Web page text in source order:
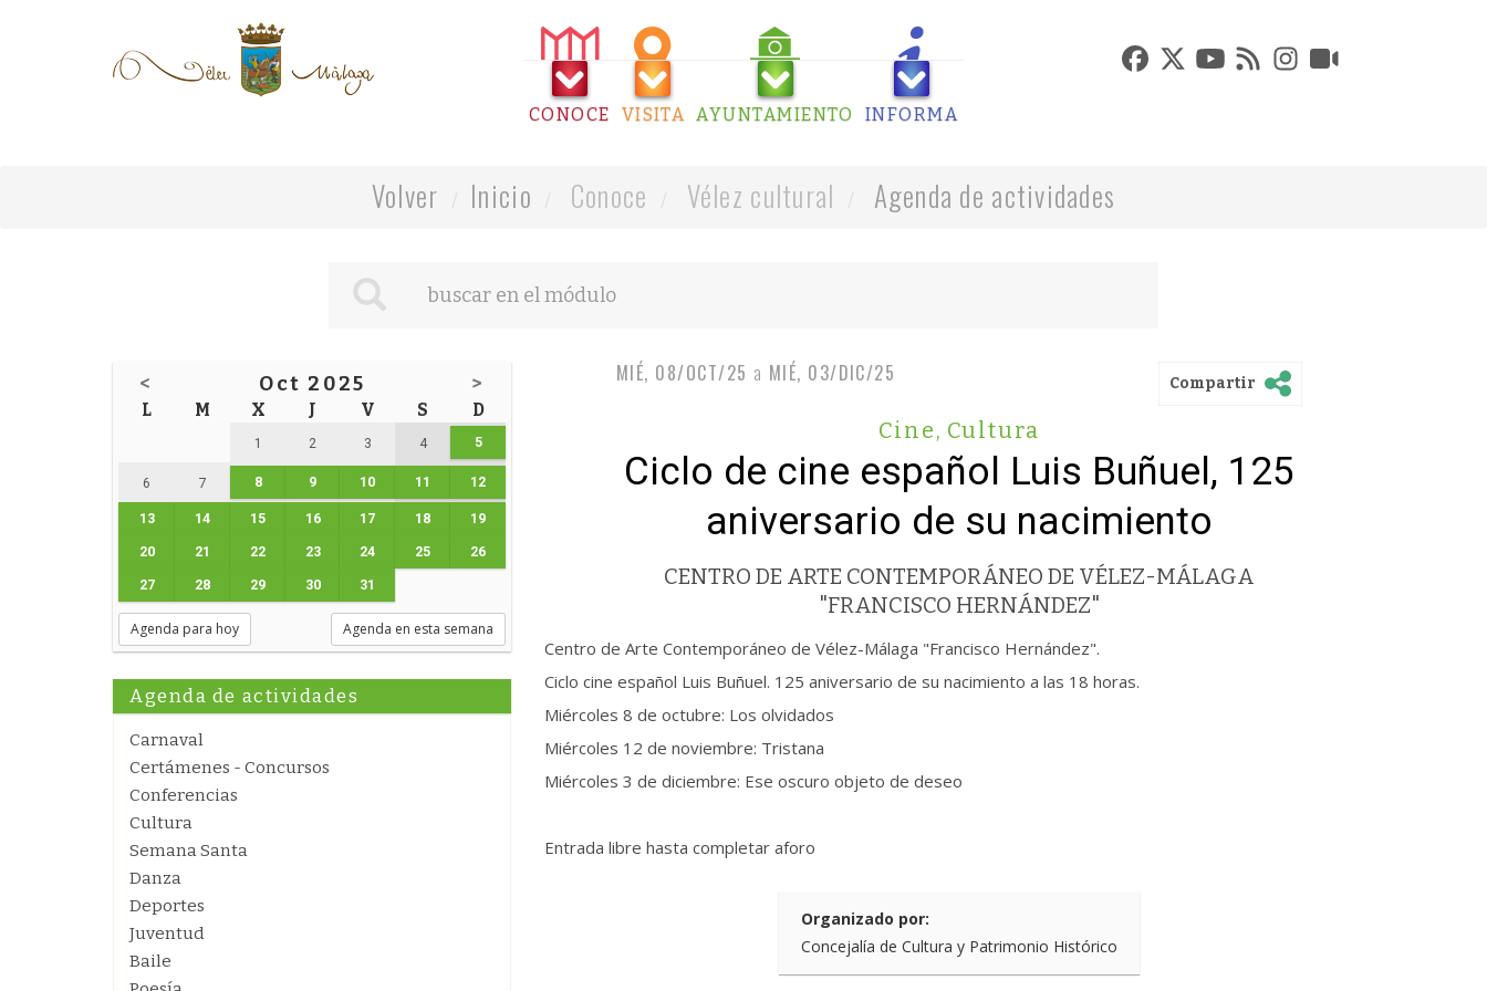
CONOCE VISITA AYUNTAMIENTO INFORMA
Volver Inicio Conoce Vélez cultural Agenda de actividades
< Oct 2025 >
L M X J V S D
1 2 3 4 5
6 7 8 9 10 11 12
13 14 15 16 17 18 19
20 21 22 23 24 25 26
27 28 29 30 31
Agenda para hoy Agenda en esta semana
Agenda de actividades
Carnaval
Certámenes - Concursos
Conferencias
Cultura
Semana Santa
Danza
Deportes
Juventud
Baile
MIÉ, 08/OCT/25 a MIÉ, 03/DIC/25 Compartir
Cine, Cultura
Ciclo de cine español Luis Buñuel, 125
aniversario de su nacimiento
CENTRO DE ARTE CONTEMPORÁNEO DE VÉLEZ-MÁLAGA
"FRANCISCO HERNÁNDEZ"
Centro de Arte Contemporáneo de Vélez-Málaga "Francisco Hernández".
Ciclo cine español Luis Buñuel. 125 aniversario de su nacimiento a las 18 horas.
Miércoles 8 de octubre: Los olvidados
Miércoles 12 de noviembre: Tristana
Miércoles 3 de diciembre: Ese oscuro objeto de deseo
Entrada libre hasta completar aforo
Organizado por:
Concejalía de Cultura y Patrimonio Histórico